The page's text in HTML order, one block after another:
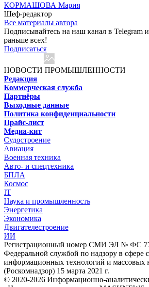
КОРМАШОВА Мария
Шеф-редактор
Все материалы автора
Подписывайтесь на наш канал в Telegram
раньше всех!
Подписаться
НОВОСТИ ПРОМЫШЛЕННОСТИ
Редакция
Коммерческая служба
Партнёры
Выходные данные
Политика конфиденциальности
Прайс-лист
Медиа-кит
Судостроение
Авиация
Военная техника
Авто- и спецтехника
БПЛА
Космос
IT
Наука и промышленность
Энергетика
Экономика
Двигателестроение
ИИ
Регистрационный номер СМИ ЭЛ № ФС
Федеральной службой по надзору в сфере
информационных технологий и массовых
(Роскомнадзор) 15 марта 2021 г.
© 2020-2026 Информационно-